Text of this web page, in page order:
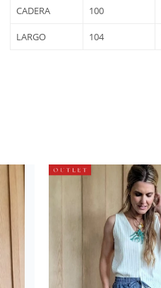
CADERA 100
LARGO 104